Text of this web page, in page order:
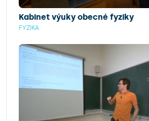
Kabinet výuky obecné fyziky
FYZIKA